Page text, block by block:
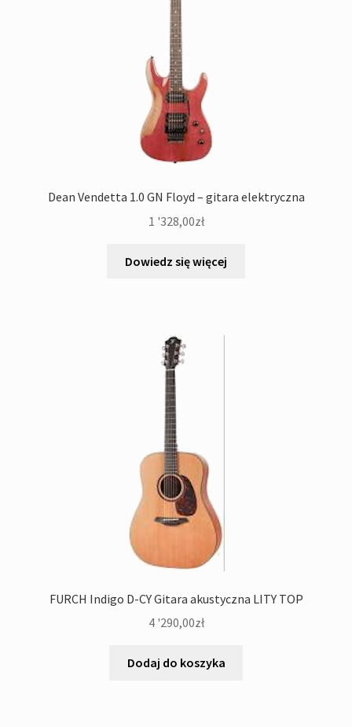
Dean Vendetta 1.0 GN Floyd – gitara elektryczna
1 '328,00zł
Dowiedz się więcej
FURCH Indigo D-CY Gitara akustyczna LITY TOP
4 '290,00zł
Dodaj do koszyka